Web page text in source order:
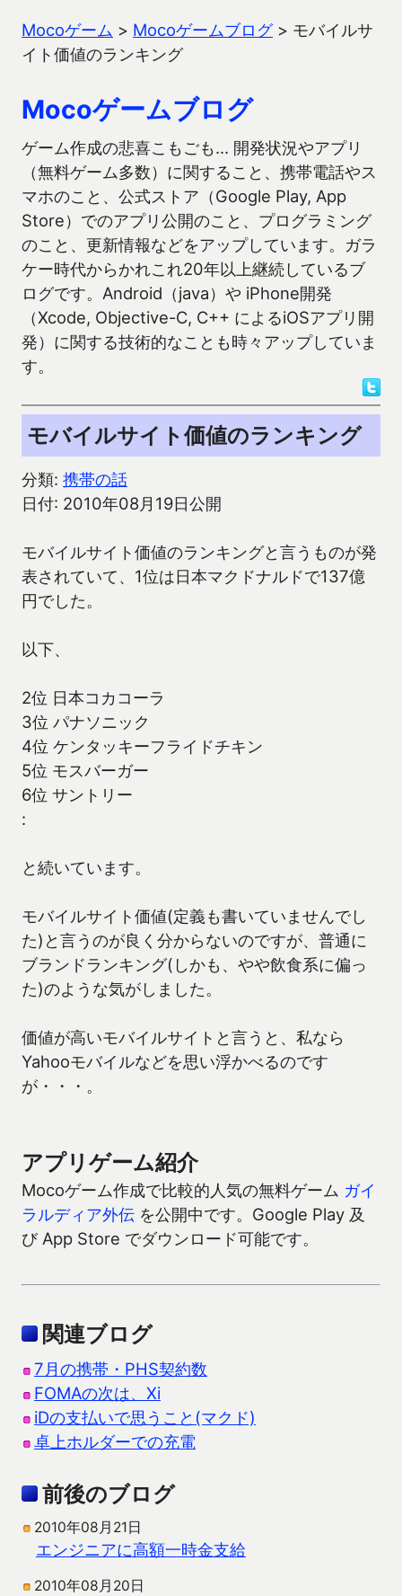
Mocoゲーム > Mocoゲームブログ> モバイルサ
イト価値のランキング
Mocoゲームブログ
ゲーム作成の悲喜こもごも… 開発状況やアプリ
（無料ゲーム多数）に関すること、携帯電話やス
マホのこと、公式ストア（Google Play, App
Store）でのアプリ公開のこと、プログラミング
のこと、更新情報などをアップしています。ガラ
ケー時代からかれこれ20年以上継続しているブ
ログです。Android（java）や iPhone開発
（Xcode, Objective-C, C++ によるiOSアプリ開
発）に関する技術的なことも時々アップしていま
す。
モバイルサイト価値のランキング
分類: 携帯の話
日付: 2010年08月19日公開
モバイルサイト価値のランキングと言うものが発
表されていて、1位は日本マクドナルドで137億
円でした。
以下、
2位 日本コカコーラ
3位 パナソニック
4位 ケンタッキーフライドチキン
5位 モスバーガー
6位 サントリー
:
と続いています。
モバイルサイト価値(定義も書いていませんでし
た)と言うのが良く分からないのですが、普通に
ブランドランキング(しかも、やや飲食系に偏っ
た)のような気がしました。
価値が高いモバイルサイトと言うと、私なら
Yahooモバイルなどを思い浮かべるのです
が・・・。
アプリゲーム紹介
Mocoゲーム作成で比較的人気の無料ゲーム ガイ
ラルディア外伝 を公開中です。Google Play 及
び App Store でダウンロード可能です。
関連ブログ
7月の携帯・PHS契約数
FOMAの次は、Xi
iDの支払いで思うこと(マクド)
卓上ホルダーでの充電
前後のブログ
2010年08月21日
エンジニアに高額一時金支給
2010年08月20日